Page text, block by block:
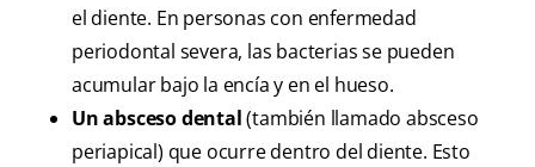
el diente. En personas con enfermedad
periodontal severa, las bacterias se pueden
acumular bajo la encía y en el hueso.
Un absceso dental(también llamado absceso
periapical) que ocurre dentro del diente. Esto